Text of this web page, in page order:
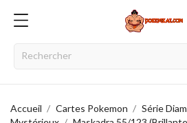
Accueil Cartes Pokemon Série